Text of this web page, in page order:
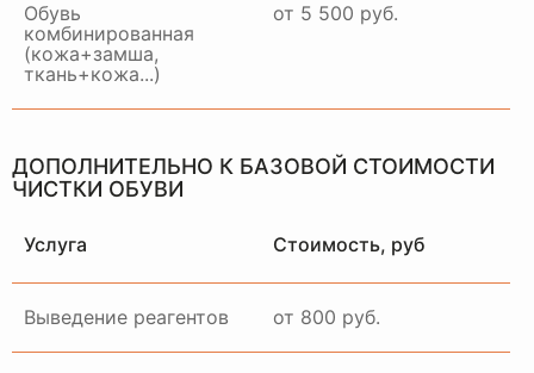
Обувь
комбинированная
(кожа+замша,
ткань+кожа...)
от 5 500 руб.
ДОПОЛНИТЕЛЬНО К БАЗОВОЙ СТОИМОСТИ
ЧИСТКИ ОБУВИ
Услуга Стоимость, руб
Выведение реагентов от 800 руб.